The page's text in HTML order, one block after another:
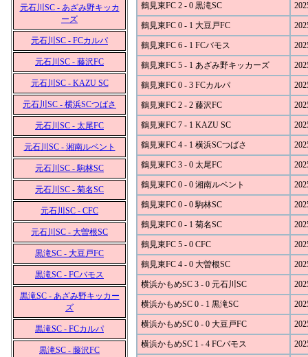
元石川SC - あざみ野キッカ
ーズ
元石川SC - FCカルパ
元石川SC - 藤沢FC
元石川SC - KAZU SC
元石川SC - 横浜SCつばさ
元石川SC - 太尾FC
元石川SC - 湘南ルベント
元石川SC - 駒林SC
元石川SC - 菊名SC
元石川SC - CFC
元石川SC - 大曽根SC
黒滝SC - 大豆戸FC
黒滝SC - FCバモス
黒滝SC - あざみ野キッカー
ズ
黒滝SC - FCカルパ
黒滝SC - 藤沢FC
鶴見東FC 2 - 0 黒滝SC
鶴見東FC 0 - 1 大豆戸FC
鶴見東FC 6 - 1 FCバモス
鶴見東FC 5 - 1 あざみ野キッカーズ
鶴見東FC 0 - 3 FCカルパ
鶴見東FC 2 - 2 藤沢FC
鶴見東FC 7 - 1 KAZU SC
鶴見東FC 4 - 1 横浜SCつばさ
鶴見東FC 3 - 0 太尾FC
鶴見東FC 0 - 0 湘南ルベント
鶴見東FC 0 - 0 駒林SC
鶴見東FC 0 - 1 菊名SC
鶴見東FC 5 - 0 CFC
鶴見東FC 4 - 0 大曽根SC
横浜かもめSC 3 - 0 元石川SC
横浜かもめSC 0 - 1 黒滝SC
横浜かもめSC 0 - 0 大豆戸FC
横浜かもめSC 1 - 4 FCバモス